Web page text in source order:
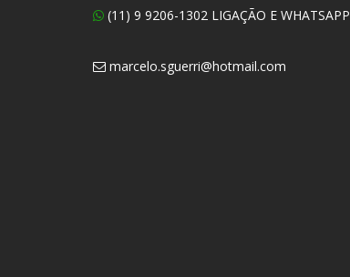
(11) 9 9206-1302 LIGAÇÃO E WHATSAPP
marcelo.sguerri@hotmail.com